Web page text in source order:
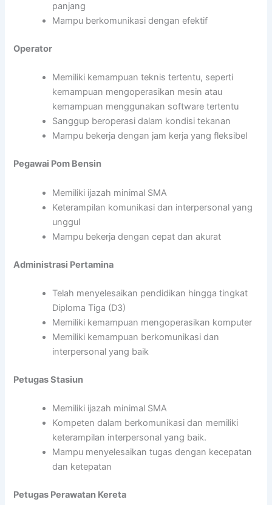
panjang
Mampu berkomunikasi dengan efektif
Operator
Memiliki kemampuan teknis tertentu, seperti
kemampuan mengoperasikan mesin atau
kemampuan menggunakan software tertentu
Sanggup beroperasi dalam kondisi tekanan
Mampu bekerja dengan jam kerja yang fleksibel
Pegawai Pom Bensin
Memiliki ijazah minimal SMA
Keterampilan komunikasi dan interpersonal yang
unggul
Mampu bekerja dengan cepat dan akurat
Administrasi Pertamina
Telah menyelesaikan pendidikan hingga tingkat
Diploma Tiga (D3)
Memiliki kemampuan mengoperasikan komputer
Memiliki kemampuan berkomunikasi dan
interpersonal yang baik
Petugas Stasiun
Memiliki ijazah minimal SMA
Kompeten dalam berkomunikasi dan memiliki
keterampilan interpersonal yang baik.
Mampu menyelesaikan tugas dengan kecepatan
dan ketepatan
Petugas Perawatan Kereta